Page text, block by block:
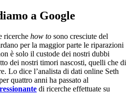
a Google
ricerche how to sono cresciute del
per la maggior parte le riparazioni
è solo il custode dei nostri dubbi
dei nostri timori nascosti, quelli che di
Lo dice l’analista di dati online Seth
quattro anni ha passato al
di ricerche effettuate su